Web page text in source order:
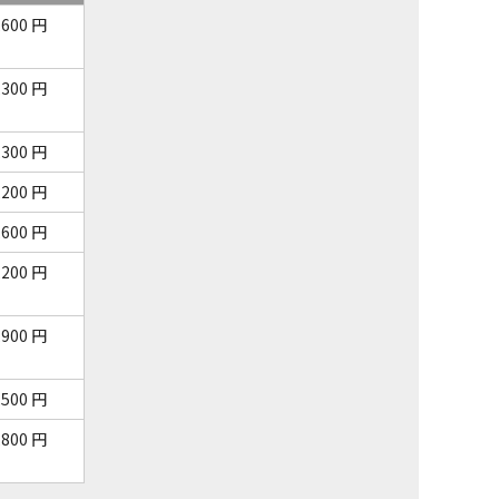
円
円
円
円
円
円
円
円
円